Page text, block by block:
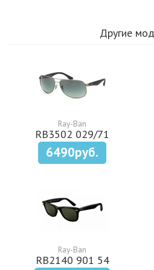
Другие
Ray-Ban
RB3502 029/71
6490руб.
Ray-Ban
RB2140 901 54